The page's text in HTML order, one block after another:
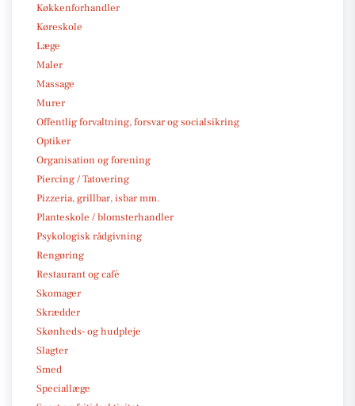
Køkkenforhandler
Køreskole
Læge
Maler
Massage
Murer
Offentlig forvaltning, forsvar og socialsikring
Optiker
Organisation og forening
Piercing / Tatovering
Pizzeria, grillbar, isbar mm.
Planteskole / blomsterhandler
Psykologisk rådgivning
Rengøring
Restaurant og café
Skomager
Skrædder
Skønheds- og hudpleje
Slagter
Smed
Speciallæge